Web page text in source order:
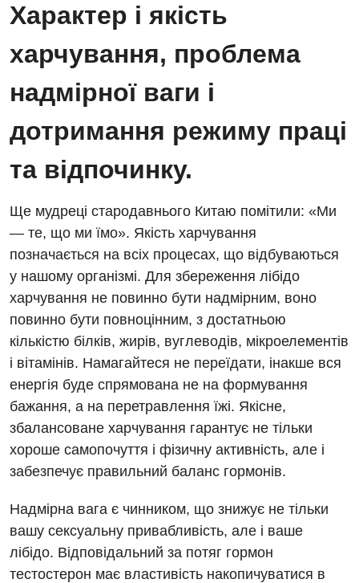
Заходи БПР
Інтернатура
Енциклопедія
Програма лояльності
Відгуки
Діагностика
Діагностичне відділення
Ендоскопічне відділення
Інструментальна діагностика
Рентгенографія
Для дорослих
Акушерство і гінекологія
Алергологія, імунологія
Андрологія
Безоплатні послуги
Гастроентерологія
Гематологія
Дієтологія
Ендокринологія
Декларування
Національний скринінг здоров’я 40+
Українська
Російська
Характер і якість
харчування, проблема
надмірної ваги і
дотримання режиму праці
та відпочинку.
Ще мудреці стародавнього Китаю помітили: «Ми
— те, що ми їмо». Якість харчування
позначається на всіх процесах, що відбуваються
у нашому організмі. Для збереження лібідо
харчування не повинно бути надмірним, воно
повинно бути повноцінним, з достатньою
кількістю білків, жирів, вуглеводів, мікроелементів
і вітамінів. Намагайтеся не переїдати, інакше вся
енергія буде спрямована не на формування
бажання, а на перетравлення їжі. Якісне,
збалансоване харчування гарантує не тільки
хороше самопочуття і фізичну активність, але і
забезпечує правильний баланс гормонів.
Надмірна вага є чинником, що знижує не тільки
вашу сексуальну привабливість, але і ваше
лібідо. Відповідальний за потяг гормон
тестостерон має властивість накопичуватися в